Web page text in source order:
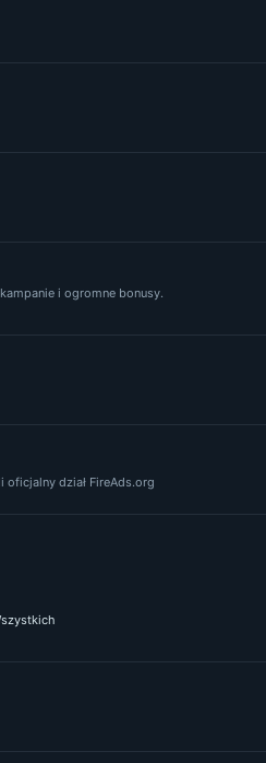
i ogromne bonusy.
oficjalny dział FireAds.org